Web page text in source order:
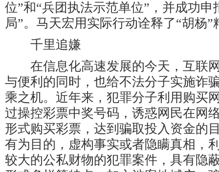
位”和“兵团执法示范单位”，并成功申
局”。马天宏用实际行动诠释了“胡杨”
千里追嫌
在信息化高速发展的今天，互联
与便利的同时，也给不法分子实施诈
乘之机。近年来，犯罪分子利用购买
过操控彩票中奖号码，诱惑网民在网
形式购买彩票，达到骗取投入资金的
有为目的，虚构事实或者隐瞒真相，
较大的公私财物的犯罪案件，具有隐